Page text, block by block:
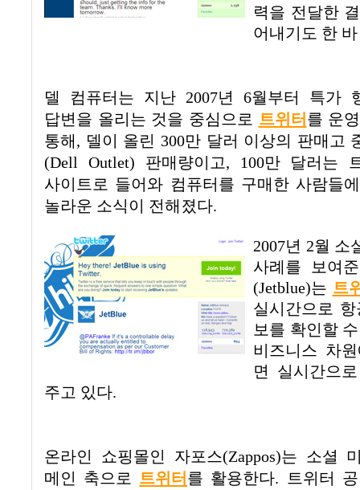
력을 전달한
어내기도 한
델 컴퓨터는 지난 2007년 6월부터 특가
답변을 올리는 것을 중심으로 트위터 를 운
통해 , 델이 올린 300만 달러 이상의 판매고
(Dell Outlet) 판매량이고, 100만 달러는
사이트로 들어와 컴퓨터를 구매한 사람들
놀라운 소식이 전해졌다.
2007년 2월 소
사례를 보여
(Jetblue)는 트
실시간으로
보를 확인할
비즈니스 차
면 실시간으
주고 있다.
온라인 쇼핑몰인 자포스(Zappos)는 소셜
메인 축으로 트위터 를 활용한다.
트위터